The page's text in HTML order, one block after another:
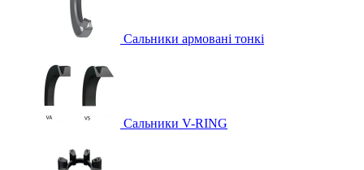
Сальники армовані тонкі
Сальники V-RING